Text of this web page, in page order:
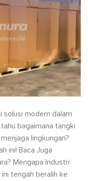
solusi modern dalam
bagaimana tangki
lingkungan?
ini! Baca Juga
Mengapa Industri
tengah beralih ke